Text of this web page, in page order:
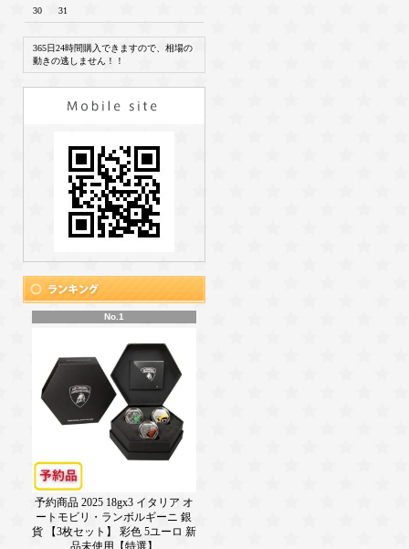
30 31
365日24時間購入できますので、相場の
動きの逃しません！！
No.1
予約商品 2025 18gx3 イタリア オ
ートモビリ・ランボルギーニ 銀
貨 【3枚セット】 彩色 5ユーロ 新
品未使用【特選】